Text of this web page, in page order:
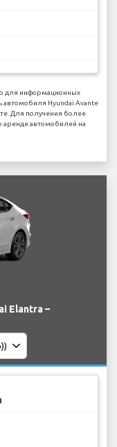
для информационных
Hyundai Avante
Для получения более
аренде автомобилей на
Elantra –